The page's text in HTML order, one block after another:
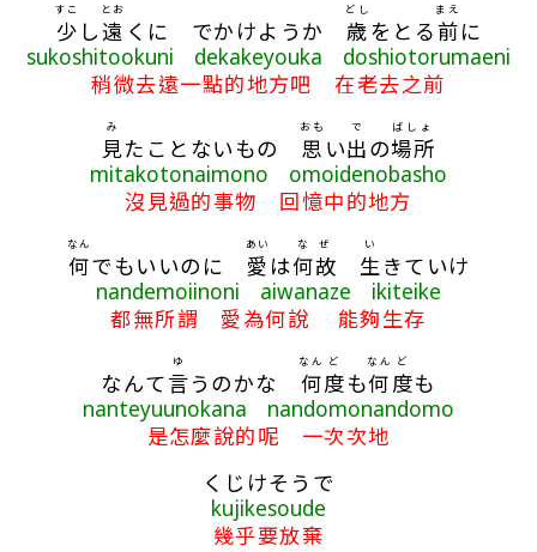
少
すこ
し遠
とお
くに でかけようか 歳
どし
をとる 前
まえ
に
sukoshitookuni dekakeyouka doshiotorumaeni
稍微去遠一點的地方吧 在老去之前
見
み
たことないもの 思
おも
い出
で
の場所
ばしょ
mitakotonaimono omoidenobasho
沒見過的事物 回憶中的地方
何
なん
でもいいのに 愛
あい
は何故
なぜ
生
い
きていけ
nandemoiinoni aiwanaze ikiteike
都無所謂 愛為何說 能夠生存
なんて言
ゆ
うのかな 何
なん
度
ど
も何
なん
度
ど
も
nanteyuunokana nandomonandomo
是怎麼說的呢 一次次地
くじけそうで
kujikesoude
幾乎要放棄